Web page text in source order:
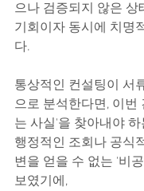
으나 검증되지 않은 상
기회이자 동시에 치명
다.
통상적인 컨설팅이 서
으로 분석한다면, 이번
는 사실'을 찾아내야
행정적인 조회나 공식
변을 얻을 수 없는 '비
보였기에,